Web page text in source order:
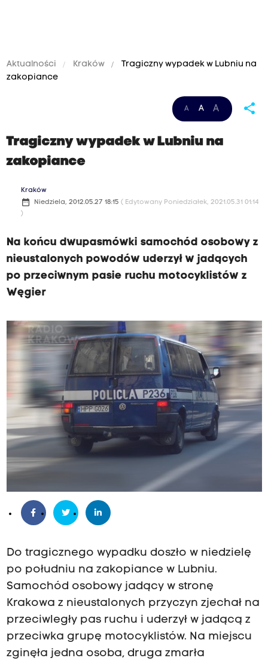
Aktualności Kraków
Tragiczny wypadek w Lubniu na
zakopiance
A A A share
Tragiczny wypadek w Lubniu na
zakopiance
Kraków
date_range Niedziela, 2012.05.27 18:15 ( Edytowany Poniedziałek, 2021.05.31 01:14
)
Na końcu dwupasmówki samochód osobowy z
nieustalonych powodów uderzył w jadących
po przeciwnym pasie ruchu motocyklistów z
Węgier
Do tragicznego wypadku doszło w niedzielę
po południu na zakopiance w Lubniu.
Samochód osobowy jadący w stronę
Krakowa z nieustalonych przyczyn zjechał na
przeciwległy pas ruchu i uderzył w jadącą z
przeciwka grupę motocyklistów. Na miejscu
zginęła jedna osoba, druga zmarła